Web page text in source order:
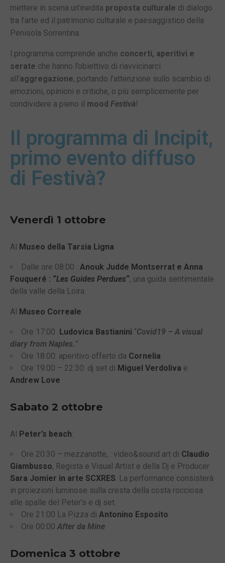
mettere in scena un’inedita proposta culturale di dialogo
tra l’arte ed il patrimonio culturale e paesaggistico della
Penisola Sorrentina.
l programma comprende anche concerti, aperitivi e
serate che hanno l’obiettivo di riavvicinarci
all’aggregazione, portando l’attenzione sullo scambio di
emozioni, opinioni e critiche, o più semplicemente per
condividere a pieno il mood Festivà!
Il programma di Incipit,
primo evento diffuso
di Festivà?
Venerdì 1 ottobre
Al Museo della Tarsia Ligna
Dalle ore 08:00 : Anouk Judde Montserrat e Anna
Fouqueré : “Les Guides Perdues“, una guida sentimentale
della valle della Loira.
Al Museo Correale:
Ore 17:00 Ludovica Bastianini “Covid19 – A visual
diary from Naples.”
Ore 18:00: aperitivo offerto da Cornelia
Ore 19:00 – 22:30: dj set di Miguel Verdoliva e
Andrew Love
Sabato 2 ottobre
Al Peter’s beach:
Ore 20:30 – mezzanotte, : video&sound art di Claudio
Giambusso, Regista e Visual Artist e della Dj e Producer
Sara Jomier in arte SCXRES. La performance consisterà
in proiezioni luminose sulla cresta della costa rocciosa
alle spalle del Peter’s e dj set.
Ore 21:00 La Pizza di Antonino Esposito
Ore 00:00 After da Mine
Domenica 3 ottobre